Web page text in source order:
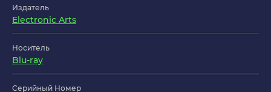
Издатель
Electronic Arts
Носитель
Blu-ray
Серийный Номер